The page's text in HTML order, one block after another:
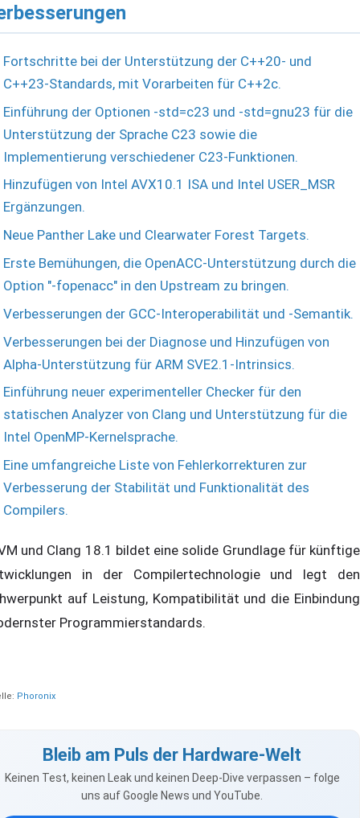
Fortschritte bei der Unterstützung der C++20- und
C++23-Standards, mit Vorarbeiten für C++2c.
Einführung der Optionen -std=c23 und -std=gnu23 für die
Unterstützung der Sprache C23 sowie die
Implementierung verschiedener C23-Funktionen.
Hinzufügen von Intel AVX10.1 ISA und Intel USER_MSR
Ergänzungen.
Neue Panther Lake und Clearwater Forest Targets.
Erste Bemühungen, die OpenACC-Unterstützung durch die
Option "-fopenacc" in den Upstream zu bringen.
Verbesserungen der GCC-Interoperabilität und -Semantik.
Verbesserungen bei der Diagnose und Hinzufügen von
Alpha-Unterstützung für ARM SVE2.1-Intrinsics.
Einführung neuer experimenteller Checker für den
statischen Analyzer von Clang und Unterstützung für die
Intel OpenMP-Kernelsprache.
Eine umfangreiche Liste von Fehlerkorrekturen zur
Verbesserung der Stabilität und Funktionalität des
Compilers.
und Clang 18.1 bildet eine solide Grundlage für künftige
in der Compilertechnologie und legt den
auf Leistung, Kompatibilität und die Einbindung
Programmierstandards.
Phoronix
Bleib am Puls der Hardware-Welt
Keinen Test, keinen Leak und keinen Deep-Dive verpassen – folge
uns auf Google News und YouTube.